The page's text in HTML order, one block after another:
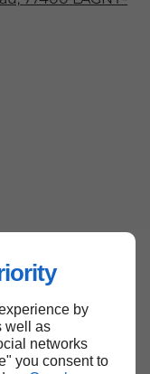
by
well as
networks
you consent to